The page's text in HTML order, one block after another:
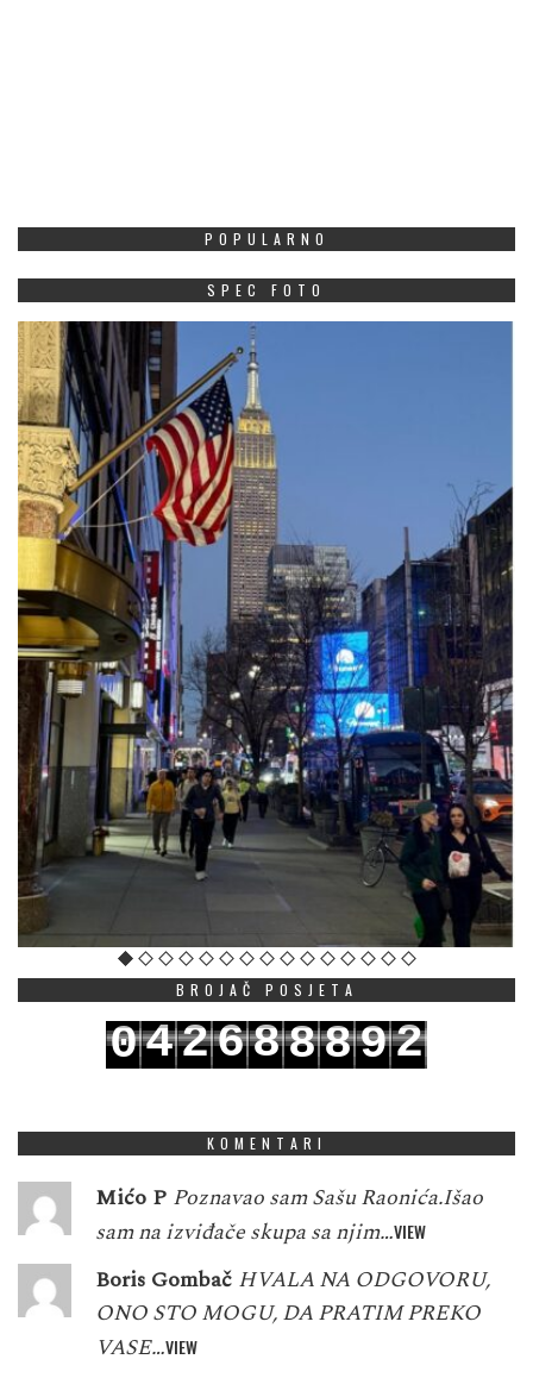
POPULARNO
SPEC FOTO
BROJAČ POSJETA
042688892
KOMENTARI
Mićo P Poznavao sam Sašu Raonića.Išao
sam na izviđače skupa sa njim…VIEW
Boris Gombač HVALA NA ODGOVORU,
ONO STO MOGU, DA PRATIM PREKO
VASE…VIEW